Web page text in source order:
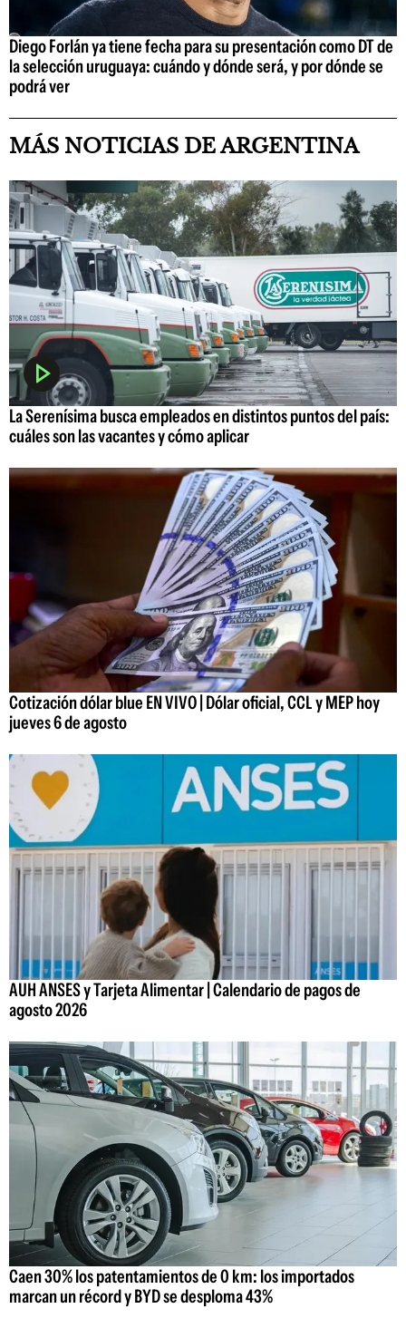
Diego Forlán ya tiene fecha para su presentación como DT de
la selección uruguaya: cuándo y dónde será, y por dónde se
podrá ver
MÁS NOTICIAS DE ARGENTINA
La Serenísima busca empleados en distintos puntos del país:
cuáles son las vacantes y cómo aplicar
Cotización dólar blue EN VIVO | Dólar oficial, CCL y MEP hoy
jueves 6 de agosto
AUH ANSES y Tarjeta Alimentar | Calendario de pagos de
agosto 2026
Caen 30% los patentamientos de 0 km: los importados
marcan un récord y BYD se desploma 43%